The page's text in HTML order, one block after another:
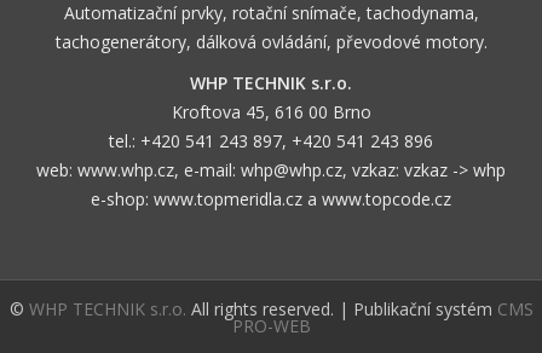
Automatizační prvky, rotační snímače, tachodynama,
tachogenerátory, dálková ovládání, převodové motory.
WHP TECHNIK s.r.o.
Kroftova 45, 616 00 Brno
tel.: +420 541 243 897, +420 541 243 896
web: www.whp.cz, e-mail: whp@whp.cz, vzkaz: vzkaz -> whp
e-shop: www.topmeridla.cz a www.topcode.cz
© WHP TECHNIK s.r.o. All rights reserved. | Publikační systém CMS
PRO-WEB